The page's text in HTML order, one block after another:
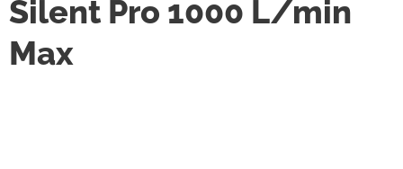
Silent Pro 1000 L/min
Max